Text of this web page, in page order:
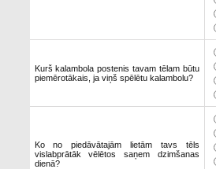
Kurš kalambola postenis tavam tēlam būtu
piemērotākais, ja viņš spēlētu kalambolu?
Ko no piedāvātajām lietām tavs tēls
vislabprātāk vēlētos saņem dzimšanas
dienā?